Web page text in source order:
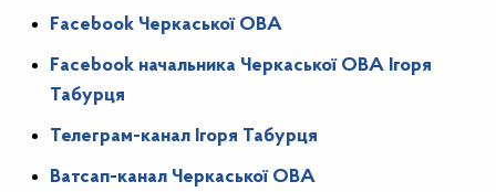
Facebook Черкаської ОВА
Facebook начальника Черкаської ОВА Ігоря
Табурця
Телеграм-канал Ігоря Табурця
Ватсап-канал Черкаської ОВА